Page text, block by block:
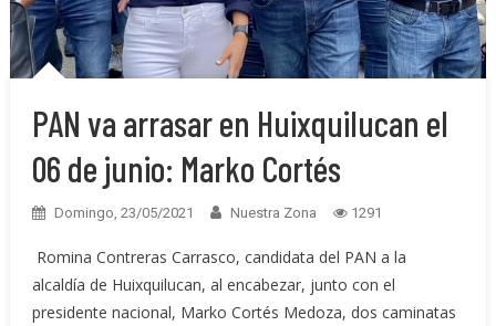
PAN va arrasar en Huixquilucan el
06 de junio: Marko Cortés
Domingo, 23/05/2021 Nuestra Zona 1291
Romina Contreras Carrasco, candidata del PAN a la
alcaldía de Huixquilucan, al encabezar, junto con el
presidente nacional, Marko Cortés Medoza, dos caminatas